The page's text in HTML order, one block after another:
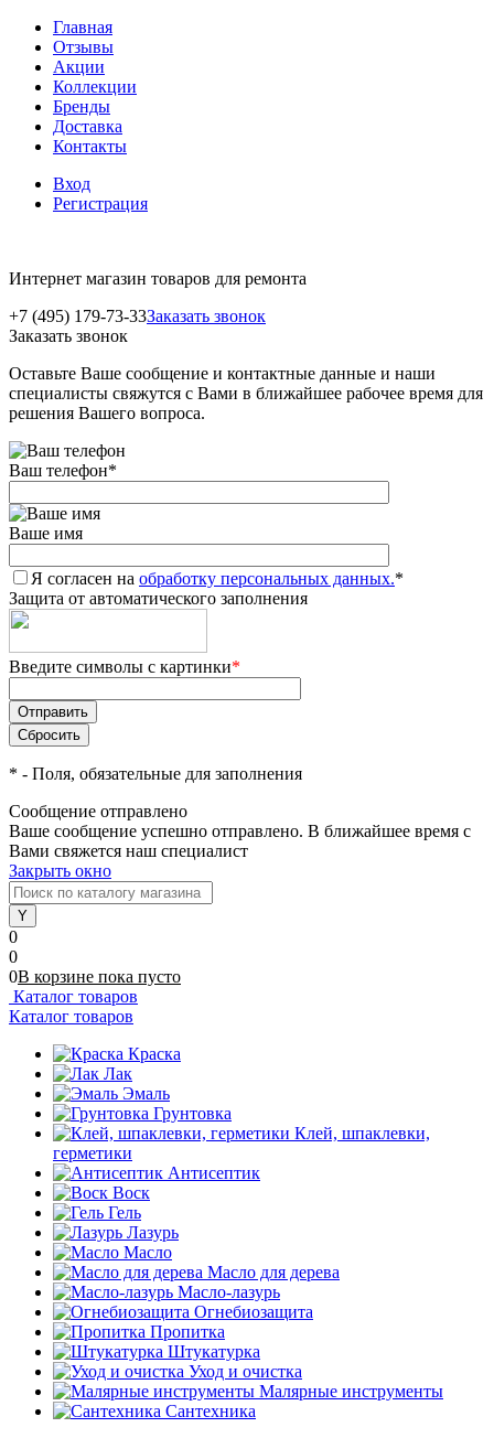
Главная
Отзывы
Акции
Коллекции
Бренды
Доставка
Контакты
Вход
Регистрация
Интернет магазин товаров для ремонта
+7 (495) 179-73-33Заказать звонок
Заказать звонок
Оставьте Ваше сообщение и контактные данные и наши
специалисты свяжутся с Вами в ближайшее рабочее время для
решения Вашего вопроса.
Ваш телефон*
Ваше имя
Я согласен на обработку персональных данных.*
Защита от автоматического заполнения
Введите символы с картинки*
* - Поля, обязательные для заполнения
Сообщение отправлено
Ваше сообщение успешно отправлено. В ближайшее время с
Вами свяжется наш специалист
Закрыть окно
0
0
0В корзине пока пусто
Каталог товаров
Каталог товаров
Краска
Лак
Эмаль
Грунтовка
Клей, шпаклевки,
герметики
Антисептик
Воск
Гель
Лазурь
Масло
Масло для дерева
Масло-лазурь
Огнебиозащита
Пропитка
Штукатурка
Уход и очистка
Малярные инструменты
Сантехника